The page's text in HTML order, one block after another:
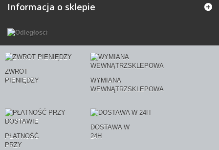
Informacja o sklepie
ZWROT
PIENIĘDZY
WYMIANA
WEWNĄTRZSKLEPOWA
PŁATNOŚĆ
PRZY
DOSTAWA W
24H